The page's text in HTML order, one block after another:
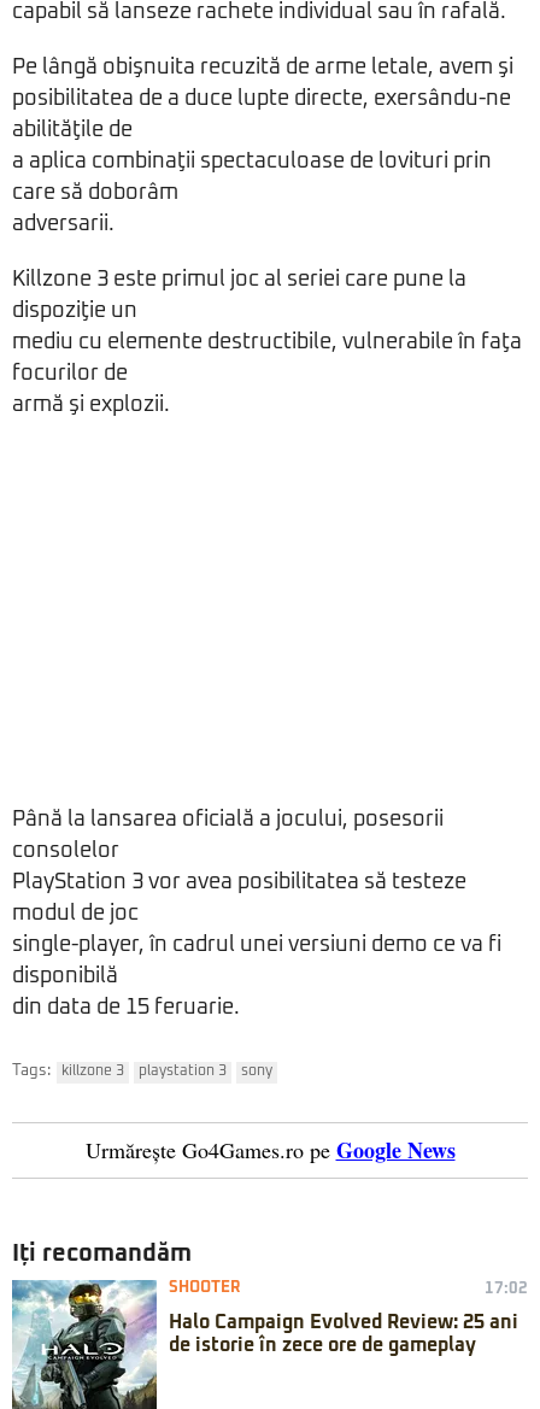
capabil să lanseze rachete individual sau în rafală.
Pe lângă obişnuita recuzită de arme letale, avem şi
posibilitatea de a duce lupte directe, exersându-ne
abilităţile de
a aplica combinaţii spectaculoase de lovituri prin
care să doborâm
adversarii.
Killzone 3 este primul joc al seriei care pune la
dispoziţie un
mediu cu elemente destructibile, vulnerabile în faţa
focurilor de
armă şi explozii.
Până la lansarea oficială a jocului, posesorii
consolelor
PlayStation 3 vor avea posibilitatea să testeze
modul de joc
single-player, în cadrul unei versiuni demo ce va fi
disponibilă
din data de 15 feruarie.
Tags: killzone 3 playstation 3 sony
Urmărește Go4Games.ro pe Google News
Iți recomandăm
SHOOTER 17:02
Halo Campaign Evolved Review: 25 ani
de istorie în zece ore de gameplay